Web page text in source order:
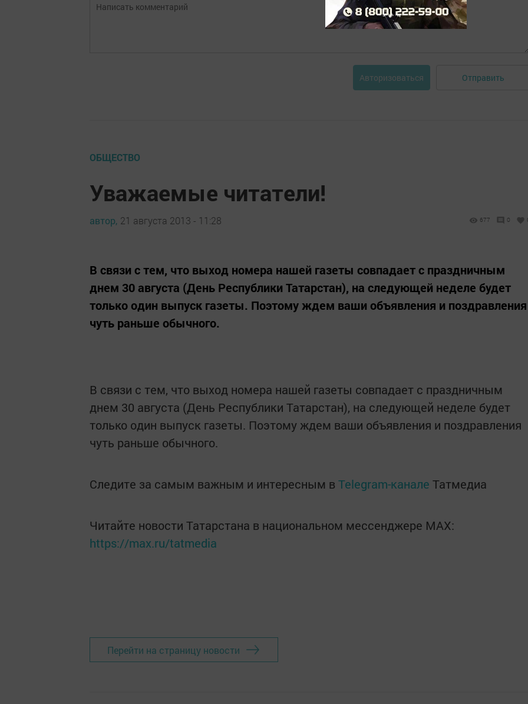
Авторизоваться Отправить
ОБЩЕСТВО
Уважаемые читатели!
автор, 21 августа 2013 - 11:28 677 0
В связи с тем, что выход номера нашей газеты совпадает с праздничным
днем 30 августа (День Республики Татарстан), на следующей неделе будет
только один выпуск газеты. Поэтому ждем ваши объявления и поздравления
чуть раньше обычного.
В связи с тем, что выход номера нашей газеты совпадает с праздничным
днем 30 августа (День Республики Татарстан), на следующей неделе будет
только один выпуск газеты. Поэтому ждем ваши объявления и поздравления
чуть раньше обычного.
Следите за самым важным и интересным в Telegram-канале Татмедиа
Читайте новости Татарстана в национальном мессенджере MАХ:
https://max.ru/tatmedia
Перейти на страницу новости